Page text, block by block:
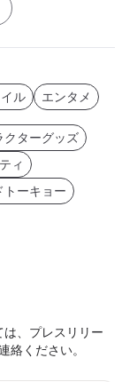
ル エンタメ
クターグッズ
ィ
トーキョー
、プレスリリー
絡ください。